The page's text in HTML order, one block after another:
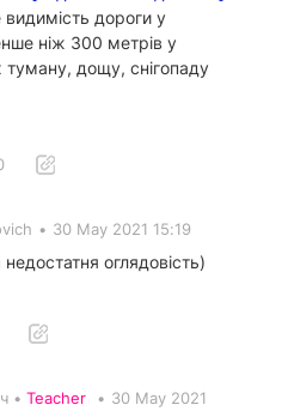
дороги у
ніж 300 метрів у
туману, дощу, снігопаду
• 30 May 2021 15:19
оглядовість)
• Teacher • 30 May 2021